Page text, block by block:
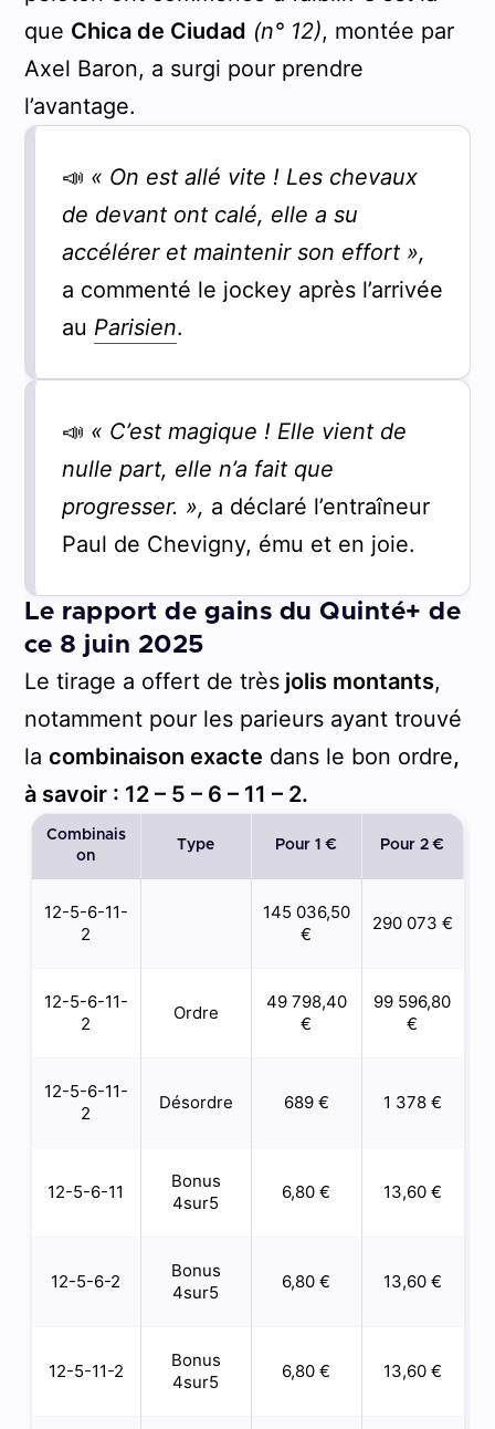
que Chica de Ciudad (n° 12), montée par
Axel Baron, a surgi pour prendre
l’avantage.
📣 « On est allé vite ! Les chevaux
de devant ont calé, elle a su
accélérer et maintenir son effort »,
a commenté le jockey après l’arrivée
au Parisien.
📣 « C’est magique ! Elle vient de
nulle part, elle n’a fait que
progresser. », a déclaré l’entraîneur
Paul de Chevigny, ému et en joie.
Le rapport de gains du Quinté+ de
ce 8 juin 2025
Le tirage a offert de trèsjolis montants,
notamment pour les parieurs ayant trouvé
la combinaison exacte dans le bon ordre,
à savoir : 12 – 5 – 6 – 11 – 2.
Combinais
on
Type Pour 1 € Pour 2 €
12-5-6-11-
2
145 036,50
€
290 073 €
12-5-6-11-
2
Ordre
49 798,40
€
99 596,80
€
12-5-6-11-
2
Désordre 689 € 1 378 €
12-5-6-11
Bonus
4sur5
6,80 € 13,60 €
12-5-6-2
Bonus
4sur5
6,80 € 13,60 €
12-5-11-2
Bonus
4sur5
6,80 € 13,60 €